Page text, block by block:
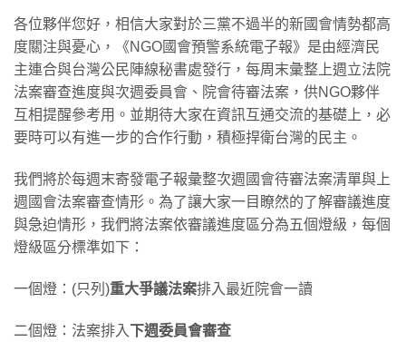
各位夥伴您好，相信大家對於三黨不過半的新國會情勢都高
度關注與憂心，《NGO國會預警系統電子報》是由經濟民
主連合與台灣公民陣線秘書處發行，每周末彙整上週立法院
法案審查進度與次週委員會、院會待審法案，供NGO夥伴
互相提醒參考用。並期待大家在資訊互通交流的基礎上，必
要時可以有進一步的合作行動，積極捍衛台灣的民主。
我們將於每週末寄發電子報彙整次週國會待審法案清單與上
週國會法案審查情形。為了讓大家一目瞭然的了解審議進度
與急迫情形，我們將法案依審議進度區分為五個燈級，每個
燈級區分標準如下：
一個燈：(只列)重大爭議法案排入最近院會一讀
二個燈：法案排入 下週委員會審查